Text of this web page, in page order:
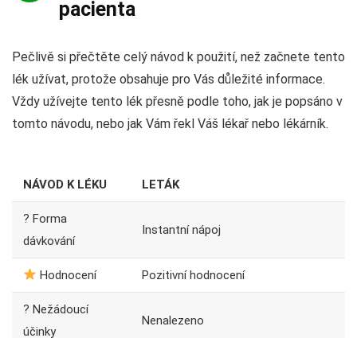
pacienta
Pečlivě si přečtěte celý návod k použití, než začnete tento
lék užívat, protože obsahuje pro Vás důležité informace.
Vždy užívejte tento lék přesně podle toho, jak je popsáno v
tomto návodu, nebo jak Vám řekl Váš lékař nebo lékárník.
NÁVOD K LÉKU LETÁK
? Forma
dávkování
Instantní nápoj
Hodnocení Pozitivní hodnocení
? Nežádoucí
účinky
Nenalezeno